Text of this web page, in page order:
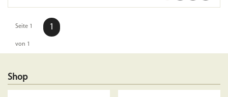
Seite 1
von 1
1
Shop